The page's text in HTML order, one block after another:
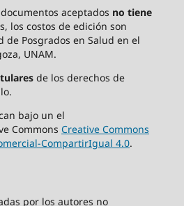
aceptados no tiene
los costos de edición son
de Posgrados en Salud en el
UNAM.
de los derechos de
bajo un el
Commons Creative Commons
CompartirIgual 4.0.
por los autores no